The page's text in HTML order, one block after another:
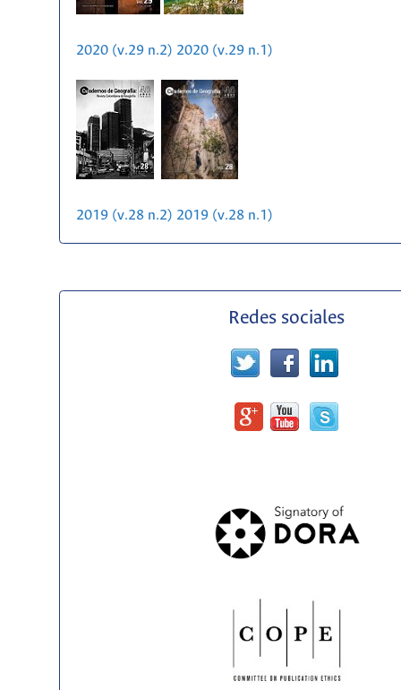
2020 (v.29 n.2) 2020 (v.29 n.1)
2019 (v.28 n.2) 2019 (v.28 n.1)
Redes sociales